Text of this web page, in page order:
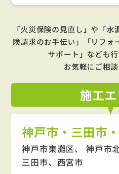
「火災保険の見直し」や「
険請求のお手伝い」「リフォ
サポート」 なども
お気軽にご相談
施工
神戸市・三田市
神戸市東灘区、 神戸市
三田市、西宮市